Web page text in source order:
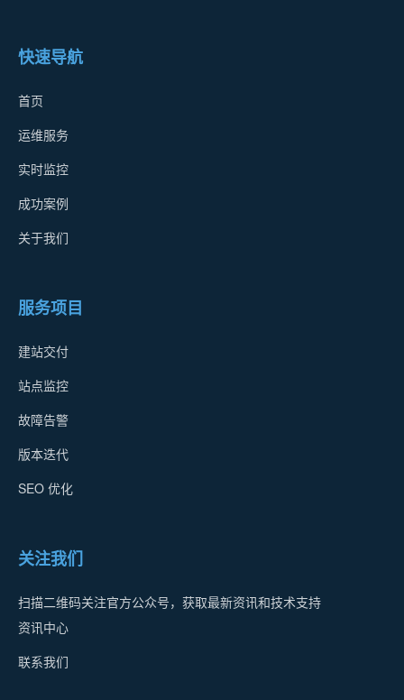
快速导航
首页
运维服务
实时监控
成功案例
关于我们
服务项目
建站交付
站点监控
故障告警
版本迭代
SEO 优化
关注我们
扫描二维码关注官方公众号，获取最新资讯和技术支持
资讯中心
联系我们